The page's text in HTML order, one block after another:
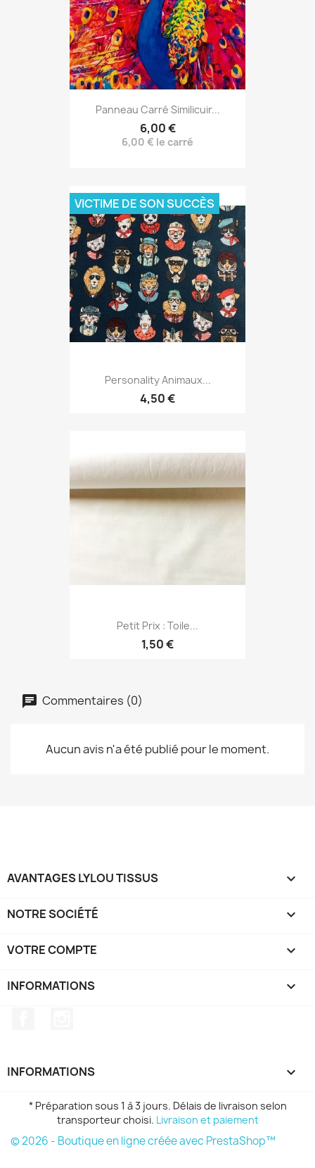
Panneau Carré Similicuir...
6,00 €
6,00 € le carré
Personality Animaux...
4,50 €
VICTIME DE SON SUCCÈS
Petit Prix : Toile...
1,50 €
Commentaires (0)
Aucun avis n'a été publié pour le moment.
AVANTAGES LYLOU TISSUS 
NOTRE SOCIÉTÉ 
VOTRE COMPTE 
INFORMATIONS keyboard_arrow_down
INFORMATIONS 
* Préparation sous 1 à 3 jours. Délais de livraison selon
transporteur choisi. Livraison et paiement
© 2026 - Boutique en ligne créée avec PrestaShop™